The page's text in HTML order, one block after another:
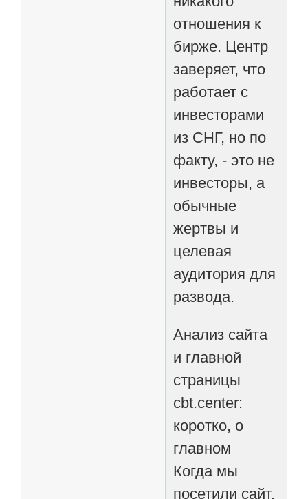
отношения к
бирже. Центр
заверяет, что
работает с
инвесторами
из СНГ, но по
факту, - это не
инвесторы, а
обычные
жертвы и
целевая
аудитория для
развода.
Анализ сайта
и главной
страницы
cbt.center:
коротко, о
главном
Когда мы
посетили сайт,